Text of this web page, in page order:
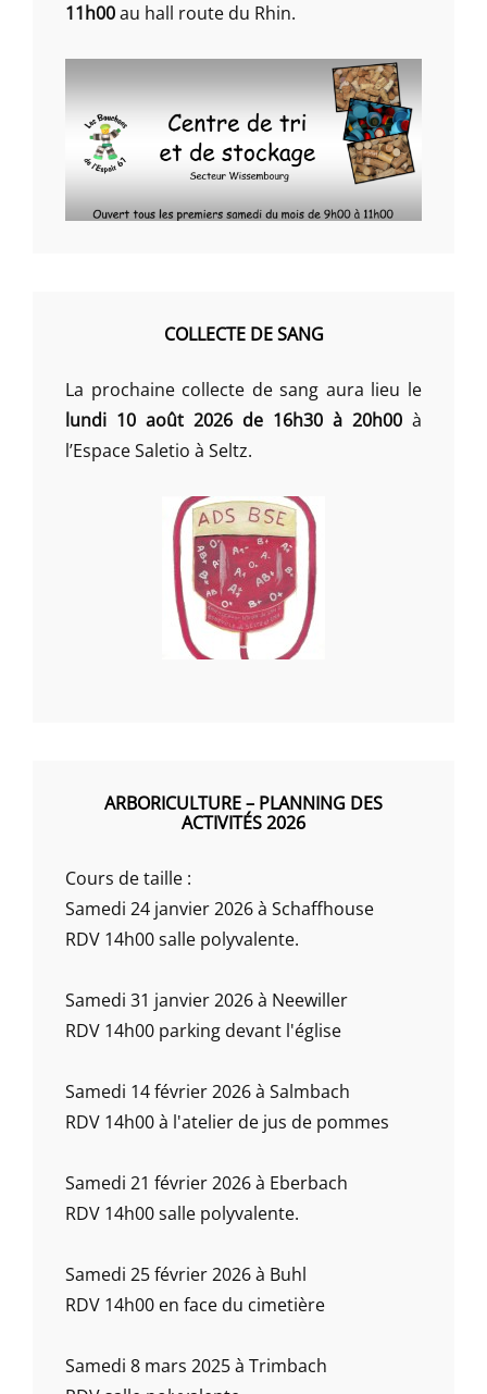
11h00au hall route du Rhin.
COLLECTE DE SANG
La prochaine collecte de sang aura lieu le
lundi 10 août 2026 de 16h30 à 20h00 à
l’Espace Saletio à Seltz.
ARBORICULTURE – PLANNING DES
ACTIVITÉS 2026
Cours de taille :
Samedi 24 janvier 2026 à Schaffhouse
RDV 14h00 salle polyvalente.
Samedi 31 janvier 2026 à Neewiller
RDV 14h00 parking devant l'église
Samedi 14 février 2026 à Salmbach
RDV 14h00 à l'atelier de jus de pommes
Samedi 21 février 2026 à Eberbach
RDV 14h00 salle polyvalente.
Samedi 25 février 2026 à Buhl
RDV 14h00 en face du cimetière
Samedi 8 mars 2025 à Trimbach